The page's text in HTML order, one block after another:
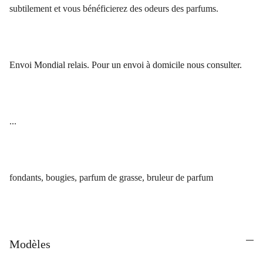
subtilement et vous bénéficierez des odeurs des parfums.
Envoi Mondial relais. Pour un envoi à domicile nous consulter.
...
fondants, bougies, parfum de grasse, bruleur de parfum
Modèles